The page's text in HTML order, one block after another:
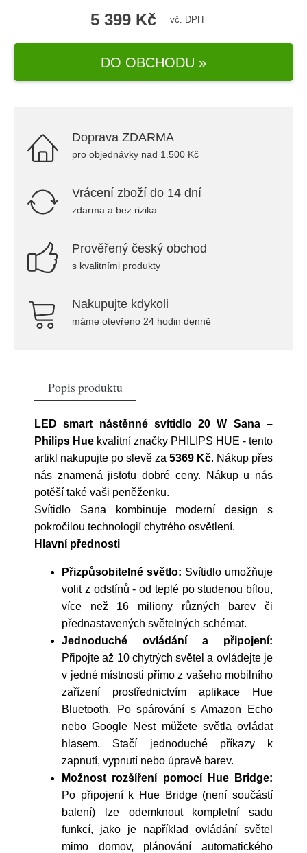
5 399 Kč vč. DPH
DO OBCHODU »
Doprava ZDARMA
pro objednávky nad 1.500 Kč
Vrácení zboží do 14 dní
zdarma a bez rizika
Prověřený český obchod
s kvalitními produkty
Nakupujte kdykoli
máme otevřeno 24 hodin denně
Popis produktu
LED smart nástěnné svítidlo 20 W Sana –
Philips Hue kvalitní značky PHILIPS HUE - tento
artikl nakupujte po slevě za 5369 Kč. Nákup přes
nás znamená jistotu dobré ceny. Nákup u nás
potěší také vaši peněženku.
Svítidlo Sana kombinuje moderní design s
pokročilou technologií chytrého osvětlení.
Hlavní přednosti
Přizpůsobitelné světlo: Svítidlo umožňuje
volit z odstínů - od teplé po studenou bílou,
více než 16 miliony různých barev či
přednastavených světelných schémat.
Jednoduché ovládání a připojení:
Připojte až 10 chytrých světel a ovládejte je
v jedné místnosti přímo z vašeho mobilního
zařízení prostřednictvím aplikace Hue
Bluetooth. Po spárování s Amazon Echo
nebo Google Nest můžete světla ovládat
hlasem. Stačí jednoduché příkazy k
zapnutí, vypnutí nebo úpravě barev.
Možnost rozšíření pomocí Hue Bridge:
Po připojení k Hue Bridge (není součástí
balení) lze odemknout kompletní sadu
funkcí, jako je například ovládání světel
mimo domov, plánování automatického